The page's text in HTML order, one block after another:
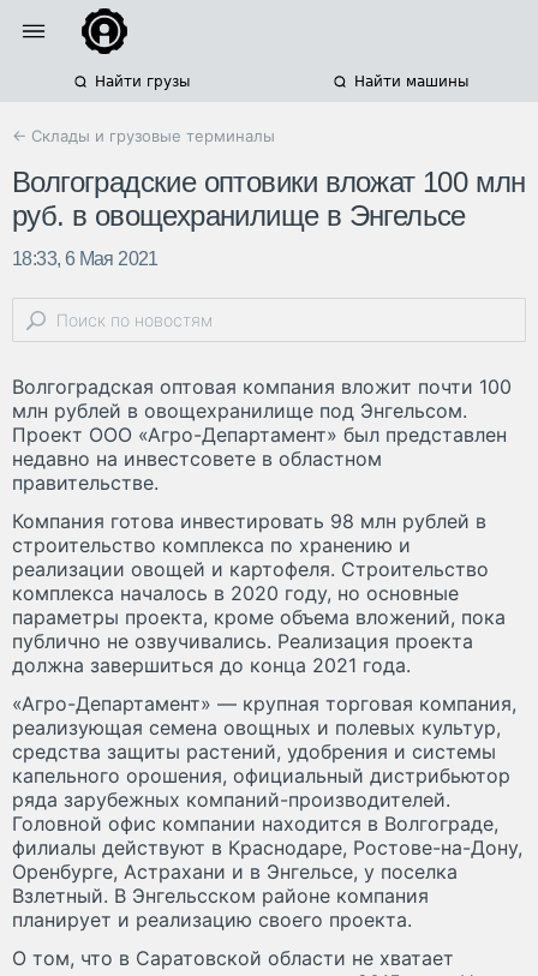
Найти грузы Найти машины
← Склады и грузовые терминалы
Волгоградские оптовики вложат 100 млн
руб. в овощехранилище в Энгельсе
18:33, 6 Мая 2021
Волгоградская оптовая компания вложит почти 100
млн рублей в овощехранилище под Энгельсом.
Проект ООО «Агро-Департамент» был представлен
недавно на инвестсовете в областном
правительстве.
Компания готова инвестировать 98 млн рублей в
строительство комплекса по хранению и
реализации овощей и картофеля. Строительство
комплекса началось в 2020 году, но основные
параметры проекта, кроме объема вложений, пока
публично не озвучивались. Реализация проекта
должна завершиться до конца 2021 года.
«Агро-Департамент» — крупная торговая компания,
реализующая семена овощных и полевых культур,
средства защиты растений, удобрения и системы
капельного орошения, официальный дистрибьютор
ряда зарубежных компаний-производителей.
Головной офис компании находится в Волгограде,
филиалы действуют в Краснодаре, Ростове-на-Дону,
Оренбурге, Астрахани и в Энгельсе, у поселка
Взлетный. В Энгельсском районе компания
планирует и реализацию своего проекта.
О том, что в Саратовской области не хватает